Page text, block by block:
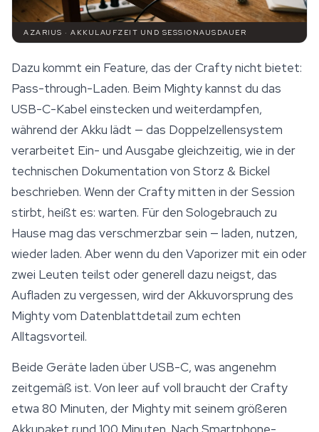
AZARIUS · AKKULAUFZEIT UND SESSIONAUSDAUER
Dazu kommt ein Feature, das der Crafty nicht bietet:
Pass-through-Laden. Beim Mighty kannst du das
USB-C-Kabel einstecken und weiterdampfen,
während der Akku lädt — das Doppelzellensystem
verarbeitet Ein- und Ausgabe gleichzeitig, wie in der
technischen Dokumentation von Storz & Bickel
beschrieben. Wenn der Crafty mitten in der Session
stirbt, heißt es: warten. Für den Sologebrauch zu
Hause mag das verschmerzbar sein — laden, nutzen,
wieder laden. Aber wenn du den Vaporizer mit ein oder
zwei Leuten teilst oder generell dazu neigst, das
Aufladen zu vergessen, wird der Akkuvorsprung des
Mighty vom Datenblattdetail zum echten
Alltagsvorteil.
Beide Geräte laden über USB-C, was angenehm
zeitgemäß ist. Von leer auf voll braucht der Crafty
etwa 80 Minuten, der Mighty mit seinem größeren